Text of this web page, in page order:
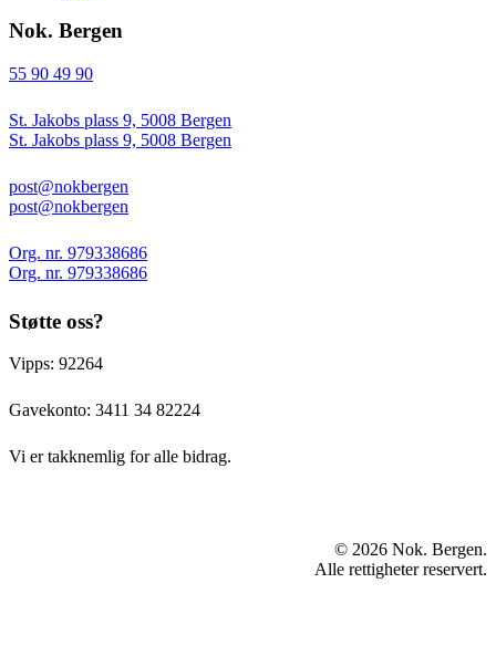
Nok. Bergen
55 90 49 90
St. Jakobs plass 9, 5008 Bergen
St. Jakobs plass 9, 5008 Bergen
post@nokbergen
post@nokbergen
Org. nr. 979338686
Org. nr. 979338686
Støtte oss?
Vipps: 92264
Gavekonto: 3411 34 82224
Vi er takknemlig for alle bidrag.
© 2026 Nok. Bergen.
Alle rettigheter reservert.